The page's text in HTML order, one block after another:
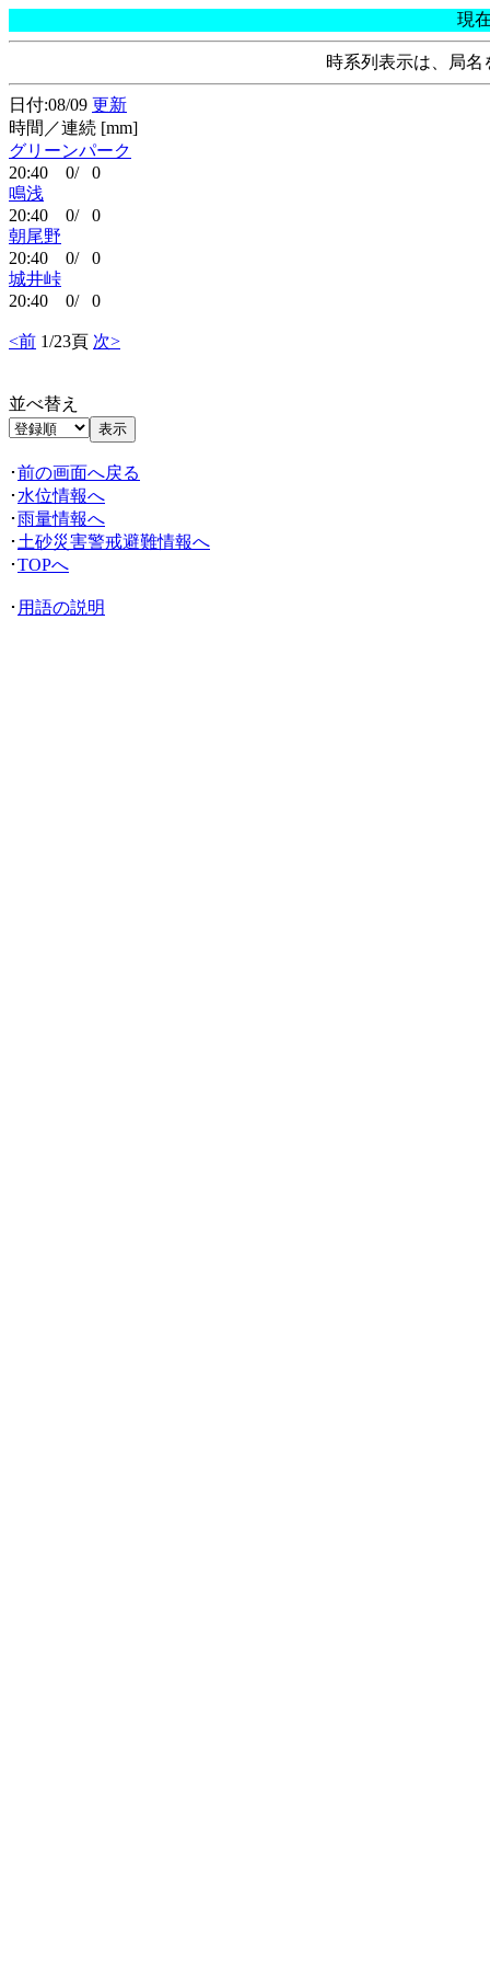
現
時系列表示は、局
日付:08/09 更新
時間／連続 [mm]
グリーンパーク
20:40 0/ 0
鳴浅
20:40 0/ 0
朝尾野
20:40 0/ 0
城井峠
20:40 0/ 0
<前 1/23頁 次>
並べ替え
･前の画面へ戻る
･ 水位情報へ
･雨量情報へ
･ 土砂災害警戒避難情報へ
･TOPへ
･ 用語の説明